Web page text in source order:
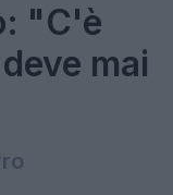
"C'è
mai